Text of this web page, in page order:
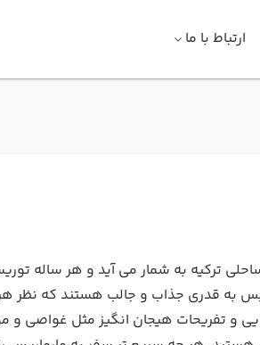
ارتباط با ما
ترکیه به شمار می آید و هر ساله
به قدری جذاب و جالب هستند که نظر هر
و تفریحات هیجان انگیز مثل غواصی و